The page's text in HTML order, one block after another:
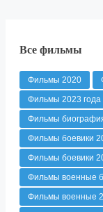
Все фильмы
Фильмы 2020
Фильмы 2023 года
Фильмы
Фильмы боевики
Фильмы боевики
Фильмы военные
Фильмы военные